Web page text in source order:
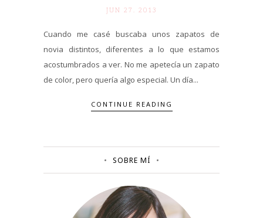
JUN 27. 2013
Cuando me casé buscaba unos zapatos de
novia distintos, diferentes a lo que estamos
acostumbrados a ver. No me apetecía un zapato
de color, pero quería algo especial. Un día...
CONTINUE READING
SOBRE MÍ